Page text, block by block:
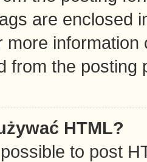
are enclosed
more
from the posting
HTML?
to post